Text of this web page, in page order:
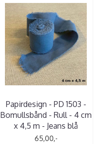
Papirdesign - PD 1503 -
Bomullsbånd - Rull - 4 cm
x 4,5 m - Jeans blå
65,00,-